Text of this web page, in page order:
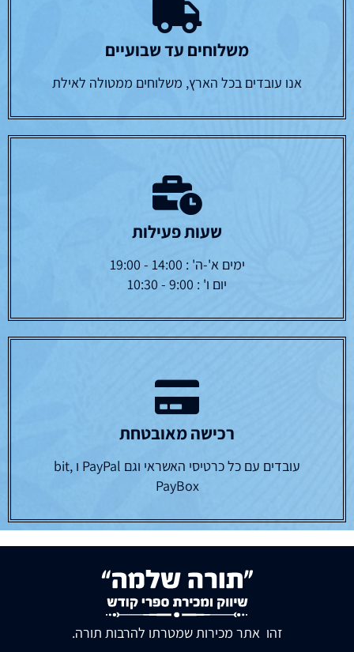
משלוחים עד שבועיים
אנו עובדים בכל הארץ, משלוחים ממטולה לאילת
שעות פעילות
ימים א'-ה' : 14:00 - 19:00
יום ו' : 9:00 - 10:30
רכישה מאובטחת
עובדים עם כל כרטיסי האשראי וגם PayPal ו bit,
PayBox
זהו אתר מכירות שמטרתו להרבות תורה.